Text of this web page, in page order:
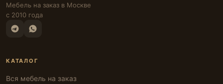
Мебель на заказ в Москве
с 2010 года
КАТАЛОГ
Вся мебель на заказ